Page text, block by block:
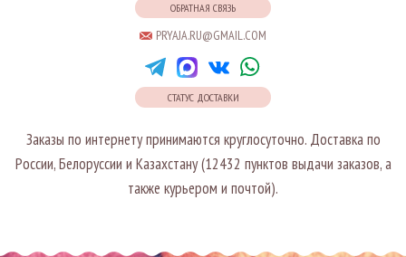
ОБРАТНАЯ СВЯЗЬ
PRYAJA.RU@GMAIL.COM
СТАТУС ДОСТАВКИ
Заказы по интернету принимаются круглосуточно. Доставка по
России, Белоруссии и Казахстану (12432 пунктов выдачи заказов, а
также курьером и почтой).